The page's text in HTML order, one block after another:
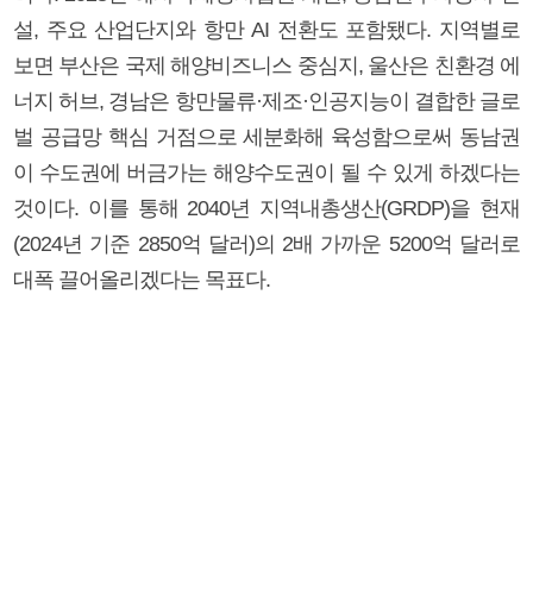
설, 주요 산업단지와 항만 AI 전환도 포함됐다. 지역별로
보면 부산은 국제 해양비즈니스 중심지, 울산은 친환경 에
너지 허브, 경남은 항만물류·제조·인공지능이 결합한 글로
벌 공급망 핵심 거점으로 세분화해 육성함으로써 동남권
이 수도권에 버금가는 해양수도권이 될 수 있게 하겠다는
것이다. 이를 통해 2040년 지역내총생산(GRDP)을 현재
(2024년 기준 2850억 달러)의 2배 가까운 5200억 달러로
대폭 끌어올리겠다는 목표다.